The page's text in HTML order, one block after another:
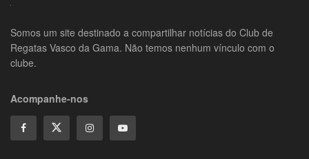
Somos um site destinado a compartilhar notícias do Club de
Regatas Vasco da Gama. Não temos nenhum vínculo com o
clube.
Acompanhe-nos